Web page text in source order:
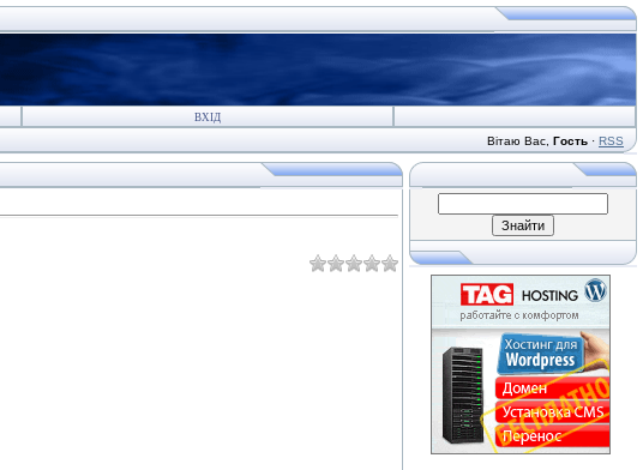
ВХІД
Вітаю Вас Гость · RSS